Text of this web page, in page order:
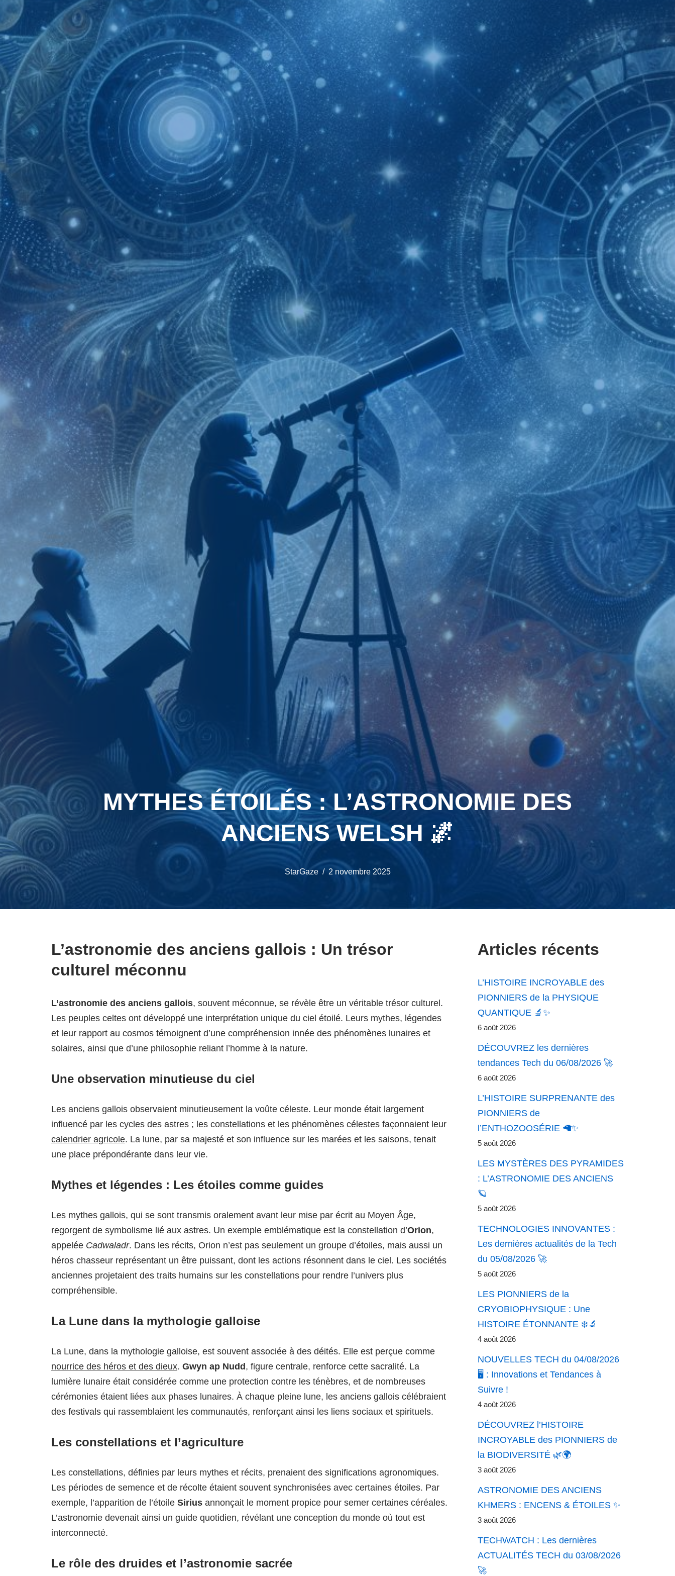
MYTHES ÉTOILÉS : L’ASTRONOMIE DES
ANCIENS WELSH 🌌
StarGaze 2 novembre 2025
L’astronomie des anciens gallois : Un trésor
culturel méconnu
L’astronomie des anciens gallois, souvent méconnue, se révèle être un véritable trésor culturel.
Les peuples celtes ont développé une interprétation unique du ciel étoilé. Leurs mythes, légendes
et leur rapport au cosmos témoignent d’une compréhension innée des phénomènes lunaires et
solaires, ainsi que d’une philosophie reliant l’homme à la nature.
Une observation minutieuse du ciel
Les anciens gallois observaient minutieusement la voûte céleste. Leur monde était largement
influencé par les cycles des astres ; les constellations et les phénomènes célestes façonnaient leur
calendrier agricole. La lune, par sa majesté et son influence sur les marées et les saisons, tenait
une place prépondérante dans leur vie.
Mythes et légendes : Les étoiles comme guides
Les mythes gallois, qui se sont transmis oralement avant leur mise par écrit au Moyen Âge,
regorgent de symbolisme lié aux astres. Un exemple emblématique est la constellation d’Orion,
appelée Cadwaladr. Dans les récits, Orion n’est pas seulement un groupe d’étoiles, mais aussi un
héros chasseur représentant un être puissant, dont les actions résonnent dans le ciel. Les sociétés
anciennes projetaient des traits humains sur les constellations pour rendre l’univers plus
compréhensible.
La Lune dans la mythologie galloise
La Lune, dans la mythologie galloise, est souvent associée à des déités. Elle est perçue comme
nourrice des héros et des dieux. Gwyn ap Nudd , figure centrale, renforce cette sacralité. La
lumière lunaire était considérée comme une protection contre les ténèbres, et de nombreuses
cérémonies étaient liées aux phases lunaires. À chaque pleine lune, les anciens gallois célébraient
des festivals qui rassemblaient les communautés, renforçant ainsi les liens sociaux et spirituels.
Les constellations et l’agriculture
Les constellations, définies par leurs mythes et récits, prenaient des significations agronomiques.
Les périodes de semence et de récolte étaient souvent synchronisées avec certaines étoiles. Par
exemple, l’apparition de l’étoile Sirius annonçait le moment propice pour semer certaines céréales.
L’astronomie devenait ainsi un guide quotidien, révélant une conception du monde où tout est
interconnecté.
Le rôle des druides et l’astronomie sacrée
Articles récents
L’HISTOIRE INCROYABLE des
PIONNIERS de la PHYSIQUE
QUANTIQUE 🔬✨
6 août 2026
DÉCOUVREZ les dernières
tendances Tech du 06/08/2026 🚀
6 août 2026
L’HISTOIRE SURPRENANTE des
PIONNIERS de
l’ENTHOZOOSÉRIE 🦙✨
5 août 2026
LES MYSTÈRES DES PYRAMIDES
: L’ASTRONOMIE DES ANCIENS
🪐
5 août 2026
TECHNOLOGIES INNOVANTES :
Les dernières actualités de la Tech
du 05/08/2026 🚀
5 août 2026
LES PIONNIERS de la
CRYOBIOPHYSIQUE : Une
HISTOIRE ÉTONNANTE ❄️🔬
4 août 2026
NOUVELLES TECH du 04/08/2026
🖥️ : Innovations et Tendances à
Suivre !
4 août 2026
DÉCOUVREZ l’HISTOIRE
INCROYABLE des PIONNIERS de
la BIODIVERSITÉ 🌿🌍
3 août 2026
ASTRONOMIE DES ANCIENS
KHMERS : ENCENS & ÉTOILES ✨
3 août 2026
TECHWATCH : Les dernières
ACTUALITÉS TECH du 03/08/2026
🚀